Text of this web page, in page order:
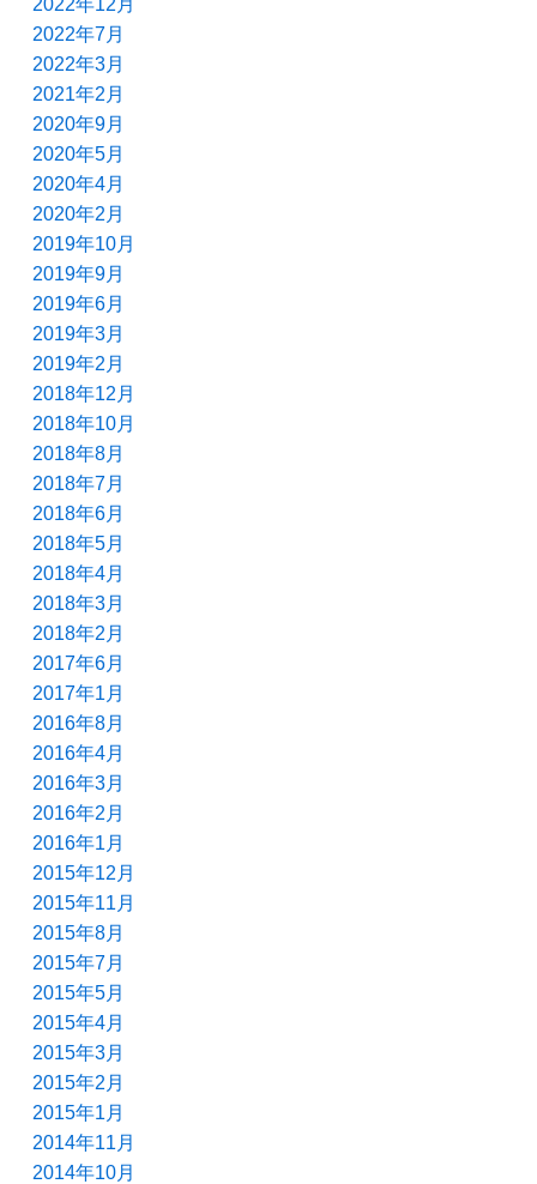
2022年7月
2022年3月
2021年2月
2020年9月
2020年5月
2020年4月
2020年2月
2019年10月
2019年9月
2019年6月
2019年3月
2019年2月
2018年12月
2018年10月
2018年8月
2018年7月
2018年6月
2018年5月
2018年4月
2018年3月
2018年2月
2017年6月
2017年1月
2016年8月
2016年4月
2016年3月
2016年2月
2016年1月
2015年12月
2015年11月
2015年8月
2015年7月
2015年5月
2015年4月
2015年3月
2015年2月
2015年1月
2014年11月
2014年10月